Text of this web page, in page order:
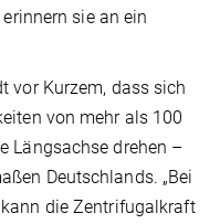
sie an ein
vor Kurzem, dass sich
von mehr als 100
Längsachse drehen –
Deutschlands. „Bei
die Zentrifugalkraft